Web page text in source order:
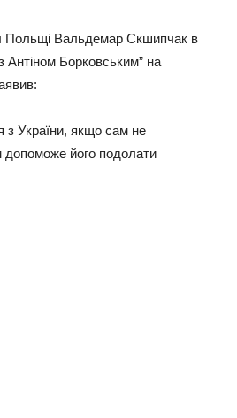
Польщі Вальдемар Скшипчак в
Антіном Борковським” на
з України, якщо сам не
допоможе його подолати